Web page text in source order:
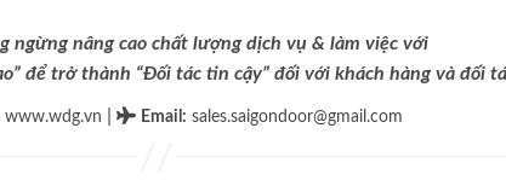
ngừng nâng cao chất lượng dịch vụ & làm việc với
để trở thành “Đối tác tin cậy” đối với khách hàng và đối
www.wdg.vn Email : sales.saigondoor@gmail.com